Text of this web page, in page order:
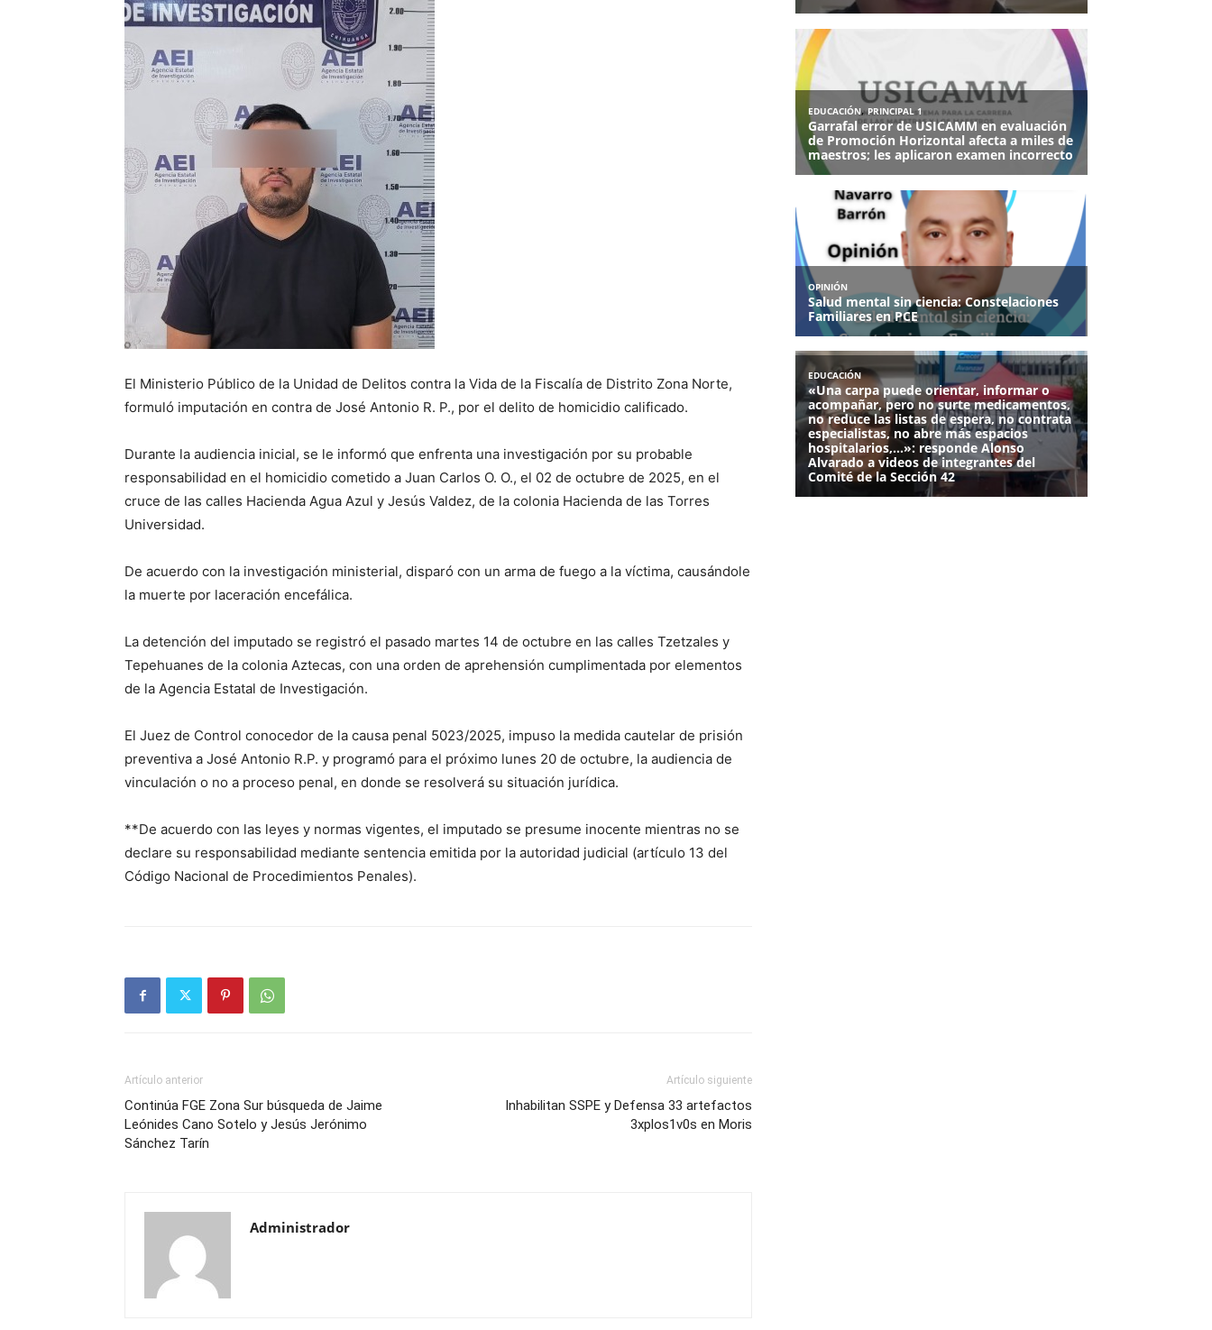
El Ministerio Público de la Unidad de Delitos contra la Vida de la Fiscalía de Distrito Zona Norte,
formuló imputación en contra de José Antonio R. P., por el delito de homicidio calificado.
Durante la audiencia inicial, se le informó que enfrenta una investigación por su probable
responsabilidad en el homicidio cometido a Juan Carlos O. O., el 02 de octubre de 2025, en el
cruce de las calles Hacienda Agua Azul y Jesús Valdez, de la colonia Hacienda de las Torres
Universidad.
De acuerdo con la investigación ministerial, disparó con un arma de fuego a la víctima, causándole
la muerte por laceración encefálica.
La detención del imputado se registró el pasado martes 14 de octubre en las calles Tzetzales y
Tepehuanes de la colonia Aztecas, con una orden de aprehensión cumplimentada por elementos
de la Agencia Estatal de Investigación.
El Juez de Control conocedor de la causa penal 5023/2025, impuso la medida cautelar de prisión
preventiva a José Antonio R.P. y programó para el próximo lunes 20 de octubre, la audiencia de
vinculación o no a proceso penal, en donde se resolverá su situación jurídica.
**De acuerdo con las leyes y normas vigentes, el imputado se presume inocente mientras no se
declare su responsabilidad mediante sentencia emitida por la autoridad judicial (artículo 13 del
Código Nacional de Procedimientos Penales).
Artículo anterior
Continúa FGE Zona Sur búsqueda de Jaime
Leónides Cano Sotelo y Jesús Jerónimo
Sánchez Tarín
Artículo siguiente
Inhabilitan SSPE y Defensa 33 artefactos
3xplos1v0s en Moris
Administrador